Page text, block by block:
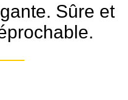
Sûre et